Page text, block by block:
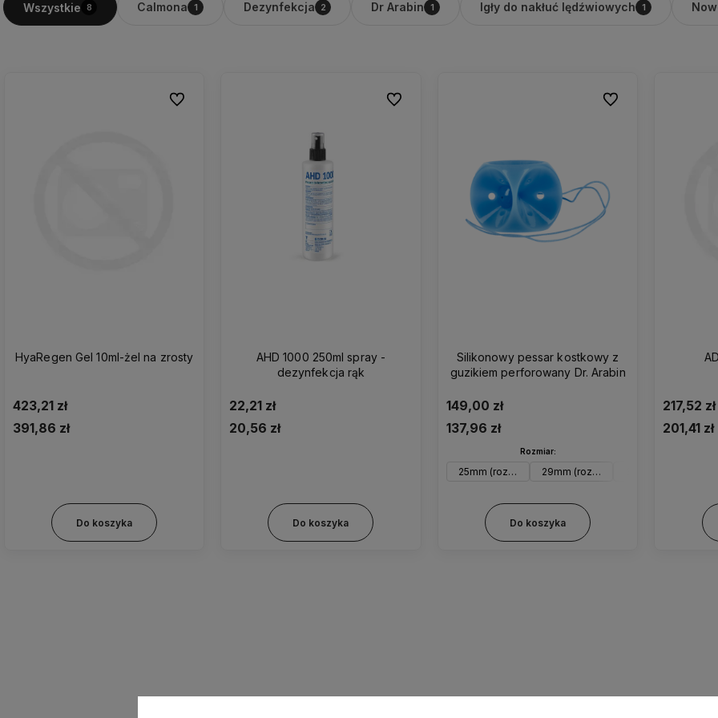
Wszystkie 8 Calmona 1 Dezynfekcja 2 Dr Arabin 1 Igły do nakłuć lędźwiowych 1
HyaRegen Gel 10ml-żel na zrosty
423,21 zł
391,86 zł
Do koszyka
Do ulubionych
AHD 1000 250ml spray -
dezynfekcja rąk
22,21 zł
20,56 zł
Do koszyka
Do ulubionych
Silikonowy pessar kostkowy z
guzikiem perforowany Dr. Arabin
149,00 zł
137,96 zł
Do koszyka
Rozmiar:
25mm (rozm. 0) 29mm (rozm. 1)
Do ulubionych
217,52 zł
201,41 zł